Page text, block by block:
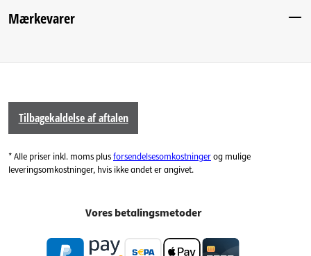
Mærkevarer
Tilbagekaldelse af aftalen
* Alle priser inkl. moms plusforsendelsesomkostningerog mulige
leveringsomkostninger, hvis ikke andet er angivet.
Vores betalingsmetoder